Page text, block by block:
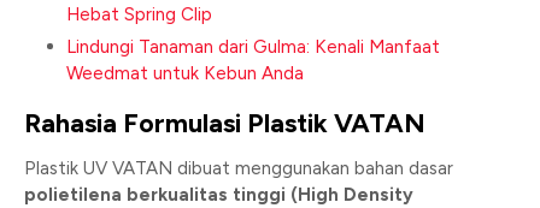
Hebat Spring Clip
Lindungi Tanaman dari Gulma: Kenali Manfaat
Weedmat untuk Kebun Anda
Rahasia Formulasi Plastik VATAN
Plastik UV VATAN dibuat menggunakan bahan dasar
polietilena berkualitas tinggi (High Density